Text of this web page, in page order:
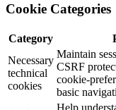
Cookie Categories
Category
Necessary
technical
cookies
Maintain
CSRF
cookie-
basic
Help